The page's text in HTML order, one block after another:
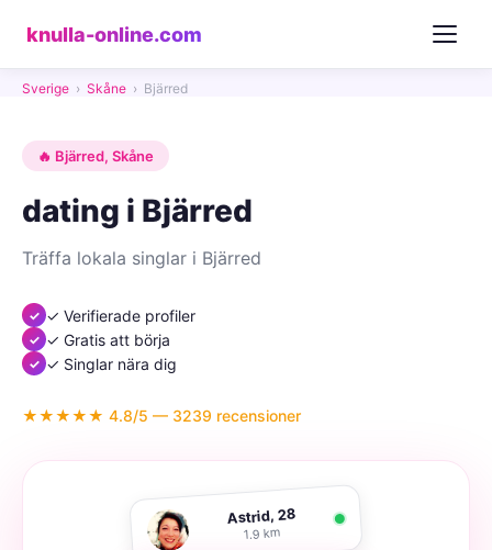
knulla-online.com
Sverige › Skåne › Bjärred
🔥 Bjärred, Skåne
dating i Bjärred
Träffa lokala singlar i Bjärred
✓ Verifierade profiler
✓ Gratis att börja
✓ Singlar nära dig
★★★★★ 4.8/5 — 3239 recensioner
Astrid, 28
1.9 km